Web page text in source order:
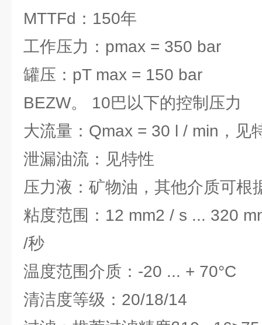
MTTFd：150年
工作压力：pmax = 350 bar
罐压：pT max = 150 bar
BEZW。 10巴以下的控制压力
大流量：Qmax = 30 l / min，见
泄漏油流：见特性
压力液：矿物油，其他介质可根
粘度范围：12 mm2 / s ... 320
/秒
温度范围介质：-20 ... + 70°C
清洁度等级：20/18/14